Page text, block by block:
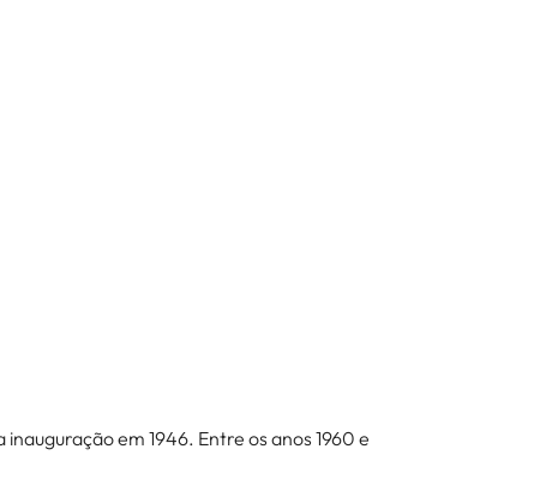
em 1946. Entre os anos 1960 e